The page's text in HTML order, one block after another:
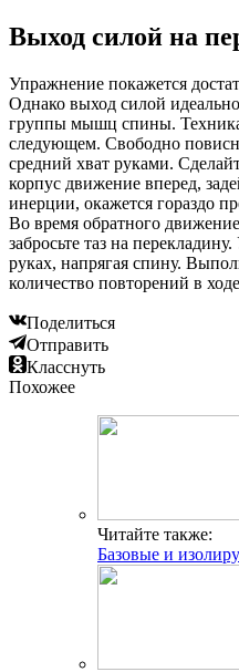
Выход силой на
Упражнение покажется
Однако выход силой
группы мышц спины.
следующем. Свободно
средний хват руками.
корпус движение вперед,
инерции, окажется гораздо
Во время обратного
забросьте таз на
руках, напрягая спину.
количество повторений в
Поделиться
Отправить
Класснуть
Похожее
Читайте также:
Базовые и